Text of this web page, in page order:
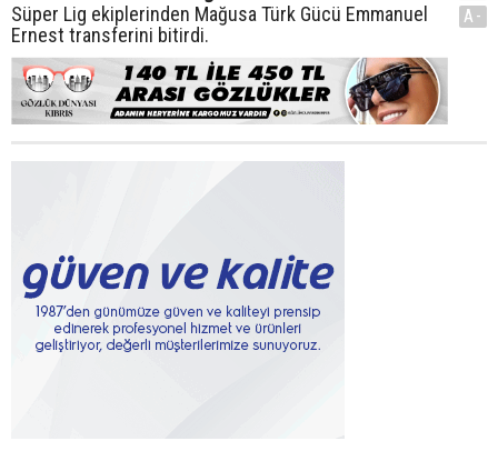
Süper Lig ekiplerinden Mağusa Türk Gücü Emmanuel
Ernest transferini bitirdi.
A-